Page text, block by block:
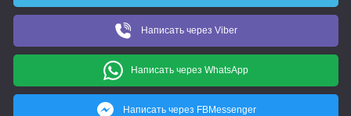
Написать через Viber
Написать через WhatsApp
Написать через FBMessenger